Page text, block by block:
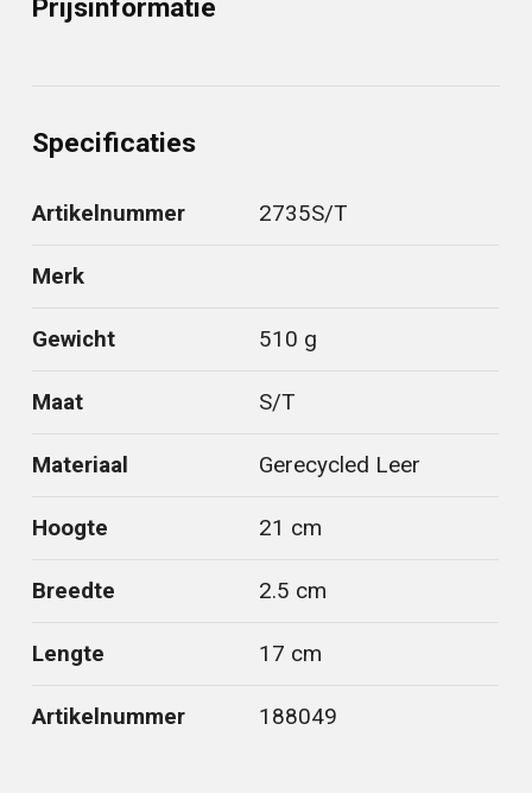
Prijsinformatie
Specificaties
Artikelnummer 2735S/T
Merk
Gewicht 510 g
Maat S/T
Materiaal Gerecycled Leer
Hoogte 21 cm
Breedte 2.5 cm
Lengte 17 cm
Artikelnummer 188049